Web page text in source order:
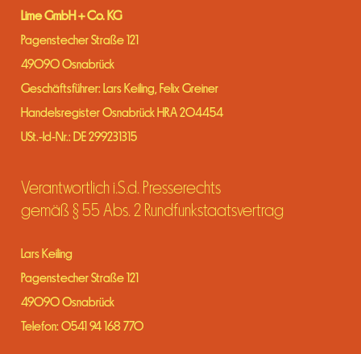
Lime GmbH + Co. KG
Pagenstecher Straße 121
49090 Osnabrück
Geschäftsführer: Lars Keiling, Felix Greiner
Handelsregister Osnabrück HRA 204454
USt.-Id-Nr.: DE 299231315
Verantwortlich i.S.d. Presserechts
gemäß § 55 Abs. 2 Rundfunkstaatsvertrag
Lars Keiling
Pagenstecher Straße 121
49090 Osnabrück
Telefon: 0541 94 168 770